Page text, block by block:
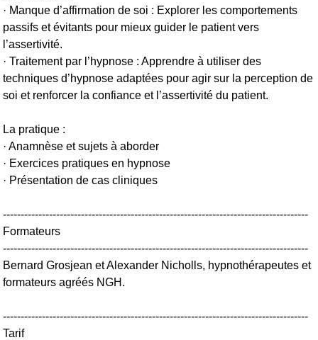
· Manque d’affirmation de soi : Explorer les comportements
passifs et évitants pour mieux guider le patient vers
l’assertivité.
· Traitement par l’hypnose : Apprendre à utiliser des
techniques d’hypnose adaptées pour agir sur la perception de
soi et renforcer la confiance et l’assertivité du patient.
La pratique :
· Anamnèse et sujets à aborder
· Exercices pratiques en hypnose
· Présentation de cas cliniques
--------------------------------------------------------------------------------------
Formateurs
--------------------------------------------------------------------------------------
Bernard Grosjean et Alexander Nicholls, hypnothérapeutes et
formateurs agréés NGH.
--------------------------------------------------------------------------------------
Tarif